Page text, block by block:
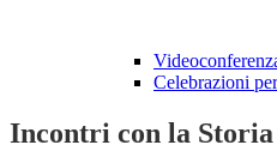
Celebrazioni
Incontri con la Storia